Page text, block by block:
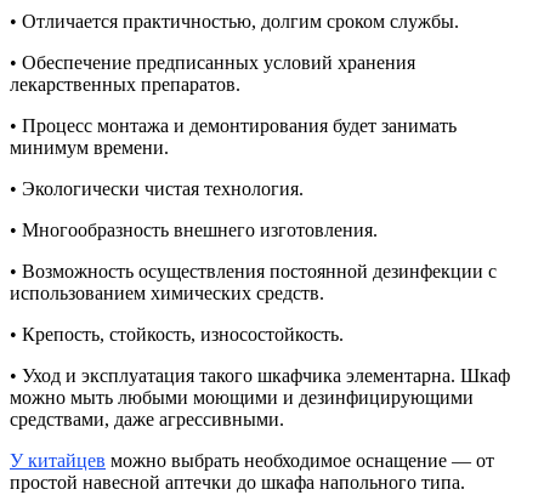
• Отличается практичностью, долгим сроком службы.
• Обеспечение предписанных условий хранения
лекарственных препаратов.
• Процесс монтажа и демонтирования будет занимать
минимум времени.
• Экологически чистая технология.
• Многообразность внешнего изготовления.
• Возможность осуществления постоянной дезинфекции с
использованием химических средств.
• Крепость, стойкость, износостойкость.
• Уход и эксплуатация такого шкафчика элементарна. Шкаф
можно мыть любыми моющими и дезинфицирующими
средствами, даже агрессивными.
У китайцев можно выбрать необходимое оснащение — от
простой навесной аптечки до шкафа напольного типа.